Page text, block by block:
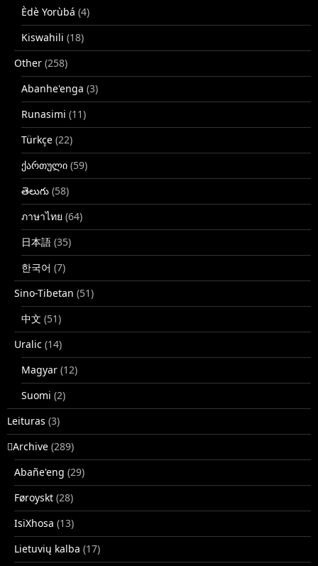
Èdè Yorùbá (4)
Kiswahili (18)
Other (258)
Abanhe'enga (3)
Runasimi (11)
Türkçe (22)
ქართული (59)
తెలుగు (58)
ภาษาไทย (64)
日本語 (35)
한국어 (7)
Sino-Tibetan (51)
中文 (51)
Uralic (14)
Magyar (12)
Suomi (2)
Leituras (3)
􏿽Archive (289)
Abañe'eng (29)
Føroyskt (28)
IsiXhosa (13)
Lietuvių kalba (17)